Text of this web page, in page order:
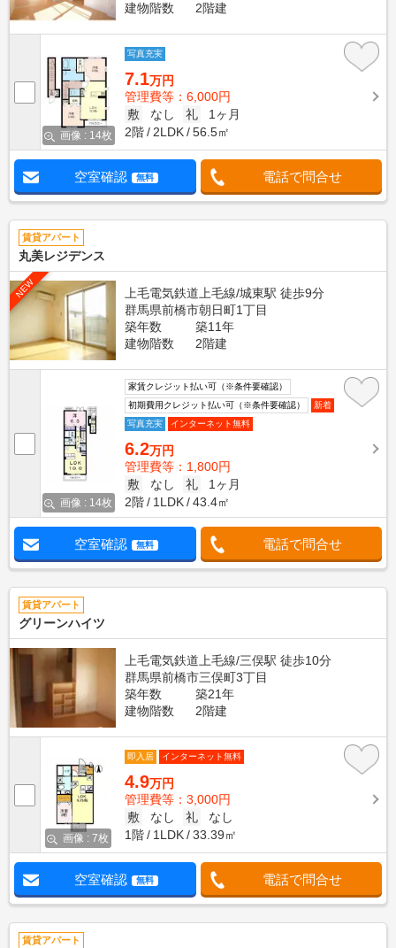
建物階数
2階建
画像 : 14枚
写真充実
7.1万円
管理費等：6,000円
敷
なし 礼
1ヶ月
2階
2LDK 56.5㎡
空室確認 無料 電話で問合せ
賃貸アパート
丸美レジデンス
NEW
上毛電気鉄道上毛線/城東駅 徒歩9分
群馬県前橋市朝日町1丁目
築年数
築11年
建物階数
2階建
画像 : 14枚
家賃クレジット払い可（※条件要確認）
初期費用クレジット払い可（※条件要確認）
新着
写真充実
インターネット無料
6.2万円
管理費等：1,800円
敷
なし 礼
1ヶ月
2階
1LDK 43.4㎡
空室確認 無料 電話で問合せ
賃貸アパート
グリーンハイツ
上毛電気鉄道上毛線/三俣駅 徒歩10分
群馬県前橋市三俣町3丁目
築年数
築21年
建物階数
2階建
画像 : 7枚
即入居 インターネット無料
4.9万円
管理費等：3,000円
敷
なし 礼
なし
1階
1LDK 33.39㎡
空室確認 無料 電話で問合せ
賃貸アパート